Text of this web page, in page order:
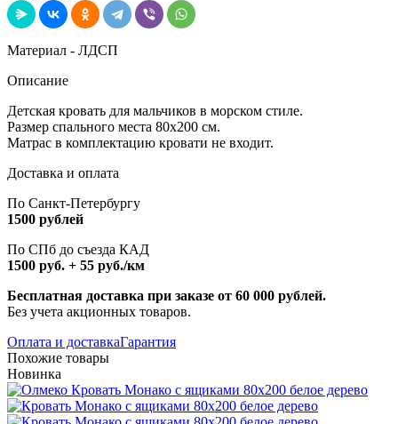
Материал - ЛДСП
Описание
Детская кровать для мальчиков в морском стиле.
Размер спального места 80х200 см.
Матрас в комплектацию кровати не входит.
Доставка и оплата
По Санкт-Петербургу
1500 рублей
По СПб до съезда КАД
1500 руб. + 55 руб./км
Бесплатная доставка при заказе от 60 000 рублей.
Без учета акционных товаров.
Оплата и доставкаГарантия
Похожие товары
Новинка